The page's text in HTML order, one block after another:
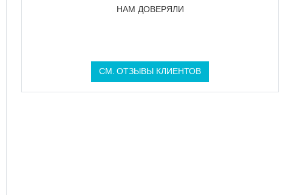
НАМ ДОВЕРЯЛИ
СМ. ОТЗЫВЫ КЛИЕНТОВ